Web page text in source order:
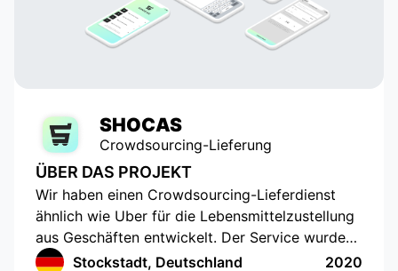
SHOCAS
Crowdsourcing-Lieferung
ÜBER DAS PROJEKT
Wir haben einen Crowdsourcing-Lieferdienst
ähnlich wie Uber für die Lebensmittelzustellung
aus Geschäften entwickelt. Der Service wurde
für diejenigen entwickelt, die keine Zeit oder
Stockstadt, Deutschland 2020